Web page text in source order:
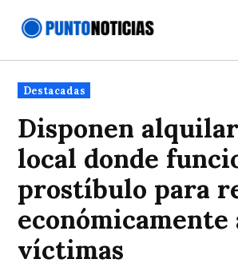
Publicado
en
Destacadas
Disponen
local donde
prostíbulo para
económicamente
víctimas